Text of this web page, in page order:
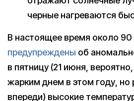
черные нагреваются
В настоящее время около
предупреждены об
в пятницу (21 июня,
жарким днем в этом году,
впереди) высокие